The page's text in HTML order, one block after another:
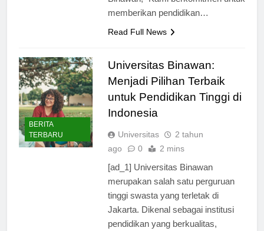
Binawan, “Kami berkomitmen untuk
BERITA
TERBARU
Universitas Binawan:
Menjadi Pilihan Terbaik
untuk Pendidikan Tinggi di
Universitas
2 tahun
[ad_1] Universitas Binawan
merupakan salah satu perguruan
tinggi swasta yang terletak di
Jakarta. Dikenal sebagai institusi